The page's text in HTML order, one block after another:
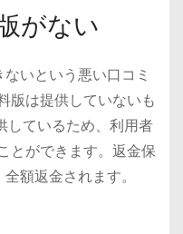
がない
いという悪い口コミ
版は提供していないも
しているため、利用者
とができます。返金保
額返金されます。